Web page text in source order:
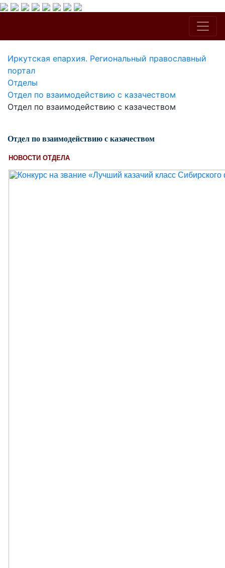
Иркутская епархия. Региональный православный
портал
Отделы
Отдел по взаимодействию с казачеством
Отдел по взаимодействию с казачеством
Отдел по взаимодействию с казачеством
НОВОСТИ ОТДЕЛА